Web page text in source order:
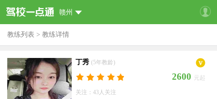
赣州
教练列表 > 教练详情
丁秀 (5年教龄)
2600 元起
关注：43人关注